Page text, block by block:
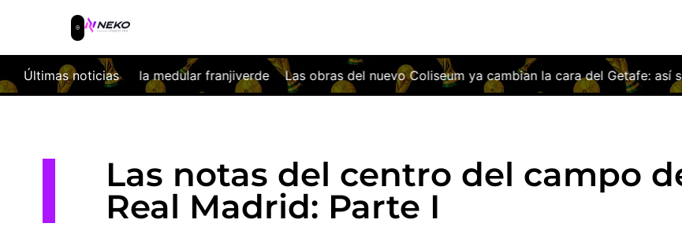
Últimas noticias
franjiverde Las obras del nuevo Coliseum ya cambian la cara del Getafe: así será el estadio que ilusiona
Las notas del centro del campo
Real Madrid: Parte I